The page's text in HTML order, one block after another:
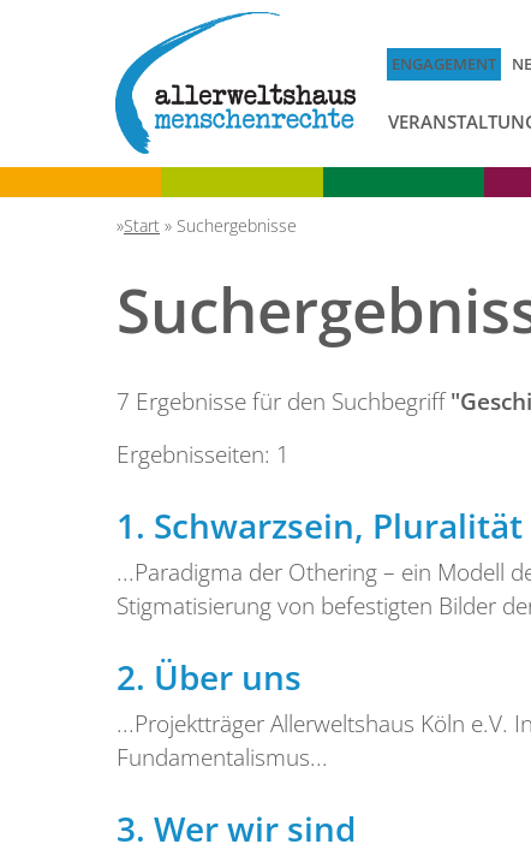
ENGAGEMENT
Start » Suchergebnisse
7 Ergebnisse für den Suchbegriff
Ergebnisseiten: 1
1. Schwarzsein,
...Paradigma der Othering – ein Modell
Stigmatisierung von befestigten Bilder
2. Über uns
...Projektträger Allerweltshaus Köln e.V.
Fundamentalismus...
3. Wer wir sind